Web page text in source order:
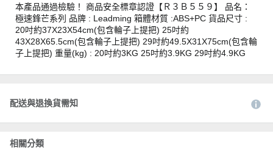
本產品通過檢驗！ 商品安全標章認證【Ｒ３Ｂ５５９】 品名：
極速鋒芒系列 品牌 : Leadming 箱體材質 :ABS+PC 貨品尺寸 :
20吋約37X23X54cm(包含輪子上提把) 25吋約
43X28X65.5cm(包含輪子上提把) 29吋約49.5X31X75cm(包含輪
子上提把) 重量(kg) : 20吋約3KG 25吋約3.9KG 29吋約4.9KG
配送與退換貨需知
相關分類